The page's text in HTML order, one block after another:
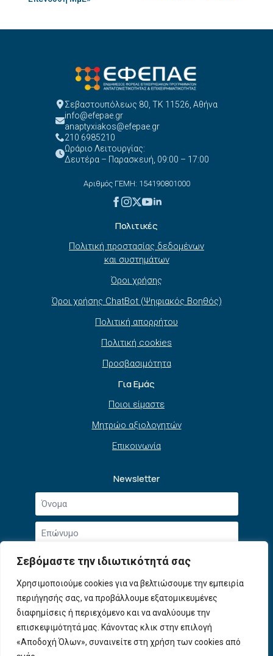
Σεβόμαστε την ιδιωτικότητά σας
Χρησιμοποιούμε cookies για να βελτιώσουμε την εμπειρία
περιήγησής σας, να προβάλλουμε εξατομικευμένες
διαφημίσεις ή περιεχόμενο και να αναλύουμε την
επισκεψιμότητά μας. Κάνοντας κλικ στην επιλογή
«Αποδοχή Όλων», συναινείτε στη χρήση των cookies από
Σεβαστουπόλεως 80, ΤΚ 11526, Αθήνα
info@efepae.gr
anaptyxiakos@efepae.gr
210 6985210
Ωράριο Λειτουργίας:
Δευτέρα – Παρασκευή, 09:00 – 17:00
Αριθμός ΓΕΜΗ: 154190801000
Πολιτικές
Πολιτική προστασίας δεδομένων
και συστημάτων
Όροι χρήσης
Όροι χρήσης ChatBot (Ψηφιακός Βοηθός)
Πολιτική απορρήτου
Πολιτική cookies
Προσβασιμότητα
Για Εμάς
Ποιοι είμαστε
Μητρώο αξιολογητών
Επικοινωνία
Newsletter
Όνομα
Επώνυμο
Email
*
Αποδοχή
όρων
χρήσης
*
Συμφωνώ με την Πολιτική Απορρήτουκαι τους
Όρους Χρήσης.
Εγγραφή